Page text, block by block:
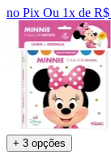
no Pix Ou 1x de
+ 3 opções